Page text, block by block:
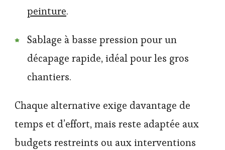
peinture.
Sablage à basse pression pour un
décapage rapide, idéal pour les gros
chantiers.
Chaque alternative exige davantage de
temps et d’effort, mais reste adaptée aux
budgets restreints ou aux interventions